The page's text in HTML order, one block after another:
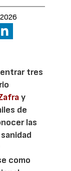
tres
y
de
las
como